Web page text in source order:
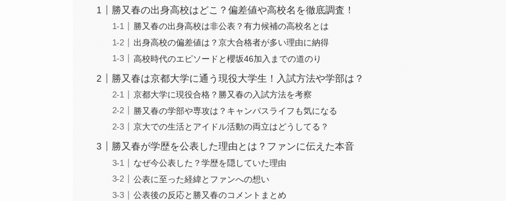
勝又春の出身高校はどこ？偏差値や高校名を徹底調査！
勝又春の出身高校は非公表？有力候補の高校名とは
出身高校の偏差値は？京大合格者が多い理由に納得
高校時代のエピソードと櫻坂46加入までの道のり
勝又春は京都大学に通う現役大学生！入試方法や学部は？
京都大学に現役合格？勝又春の入試方法を考察
勝又春の学部や専攻は？キャンパスライフも気になる
京大での生活とアイドル活動の両立はどうしてる？
勝又春が学歴を公表した理由とは？ファンに伝えた本音
なぜ今公表した？学歴を隠していた理由
公表に至った経緯とファンへの想い
公表後の反応と勝又春のコメントまとめ